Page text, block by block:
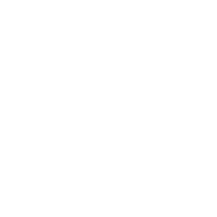
na tej stronie został
śledzących.
funkcji strony
szczegółowo
którym w sposób prawidłowy
zalogowaniu. Ponadto,